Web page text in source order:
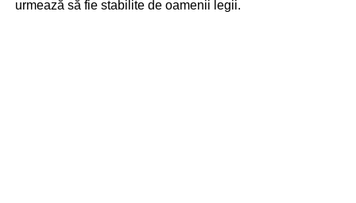
urmează să fie stabilite de oamenii legii.